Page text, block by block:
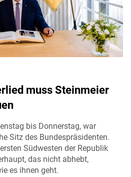
muss Steinmeier
bis Donnerstag, war
Sitz des Bundespräsidenten.
Südwesten der Republik
das nicht abhebt,
es ihnen geht.